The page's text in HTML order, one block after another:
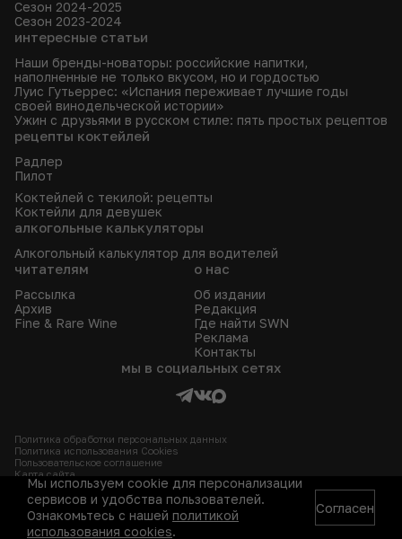
Сезон 2024-2025
Сезон 2023-2024
интересные статьи
Наши бренды-новаторы: российские напитки,
наполненные не только вкусом, но и гордостью
Луис Гутьеррес: «Испания переживает лучшие годы
своей винодельческой истории»
Ужин с друзьями в русском стиле: пять простых рецептов
рецепты коктейлей
Радлер
Пилот
Коктейлей с текилой: рецепты
Коктейли для девушек
алкогольные калькуляторы
Алкогольный калькулятор для водителей
читателям
Рассылка
Архив
Fine & Rare Wine
о нас
Об издании
Редакция
Где найти SWN
Реклама
Контакты
мы в социальных сетях
Политика обработки персональных данных
Политика использования Сookies
Пользовательское соглашение
Карта сайта
© Simple Wine News, 2009-2026.
Все права защищены.
Мы используем cookie для персонализации
сервисов и удобства пользователей.
Ознакомьтесь с нашей политикой
использования cookies.
Согласен